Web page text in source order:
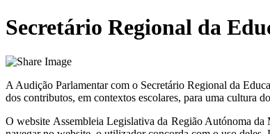
Secretário Regional da
A Audição Parlamentar com o Secretário Regional da
dos contributos, em contextos escolares, para uma cultura
O website Assembleia Legislativa da Região Autónoma